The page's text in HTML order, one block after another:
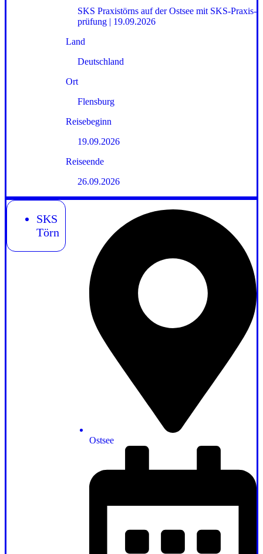
SKS Praxistörns auf der Ostsee mit SKS-Praxis­
prüfung | 19.09.2026
Land
Deutschland
Ort
Flensburg
Reisebeginn
19.09.2026
Reiseende
26.09.2026
SKS
Törn
Ostsee